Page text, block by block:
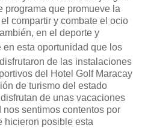
programa que promueve la
compartir y combate el ocio
en el deporte y
en esta oportunidad que los
de las instalaciones
del Hotel Golf Maracay
de turismo del estado
de unas vacaciones
sentimos contentos por
hicieron posible esta